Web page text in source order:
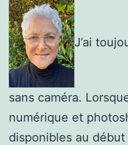
J’ai
sans caméra.
numérique et
disponibles au début